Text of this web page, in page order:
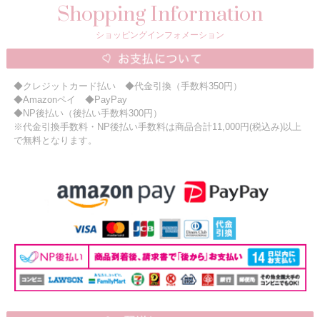
Shopping Information
ショッピングインフォメーション
◆クレジットカード払い ◆代金引換（手数料350円）
◆Amazonペイ ◆PayPay
◆NP後払い（後払い手数料300円）
※代金引換手数料・NP後払い手数料は商品合計11,000円(税込み)以上
で無料となります。
当店は持続可能な開発目標「SDGs」を推進しています。
0120-221-040